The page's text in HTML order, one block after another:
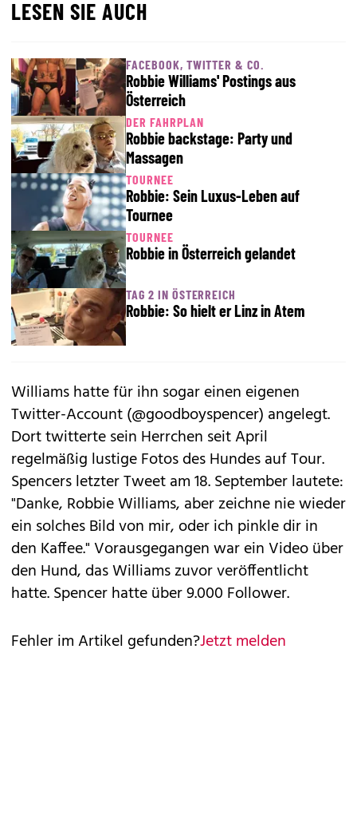
LESEN SIE AUCH
FACEBOOK, TWITTER & CO.
Robbie Williams' Postings aus
Österreich
DER FAHRPLAN
Robbie backstage: Party und
Massagen
TOURNEE
Robbie: Sein Luxus-Leben auf
Tournee
TOURNEE
Robbie in Österreich gelandet
TAG 2 IN ÖSTERREICH
Robbie: So hielt er Linz in Atem
Williams hatte für ihn sogar einen eigenen
Twitter-Account (@goodboyspencer) angelegt.
Dort twitterte sein Herrchen seit April
regelmäßig lustige Fotos des Hundes auf Tour.
Spencers letzter Tweet am 18. September lautete:
"Danke, Robbie Williams, aber zeichne nie wieder
ein solches Bild von mir, oder ich pinkle dir in
den Kaffee." Vorausgegangen war ein Video über
den Hund, das Williams zuvor veröffentlicht
hatte. Spencer hatte über 9.000 Follower.
Fehler im Artikel gefunden?Jetzt melden